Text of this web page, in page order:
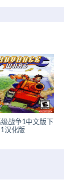
级战争1中文版下
汉化版